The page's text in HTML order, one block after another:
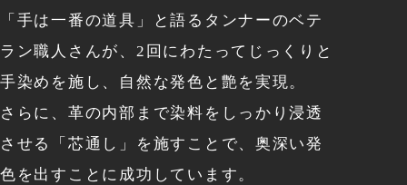
「手は一番の道具」と語るタンナーのベテ
ラン職人さんが、2回にわたってじっくりと
手染めを施し、 自然な発色と艶を実現。
さらに、革の内部まで染料をしっかり浸透
させる「芯通し」を施すことで、 奥深い発
色を出すことに成功しています。